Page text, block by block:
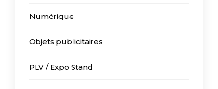
Numérique
Objets publicitaires
PLV / Expo Stand